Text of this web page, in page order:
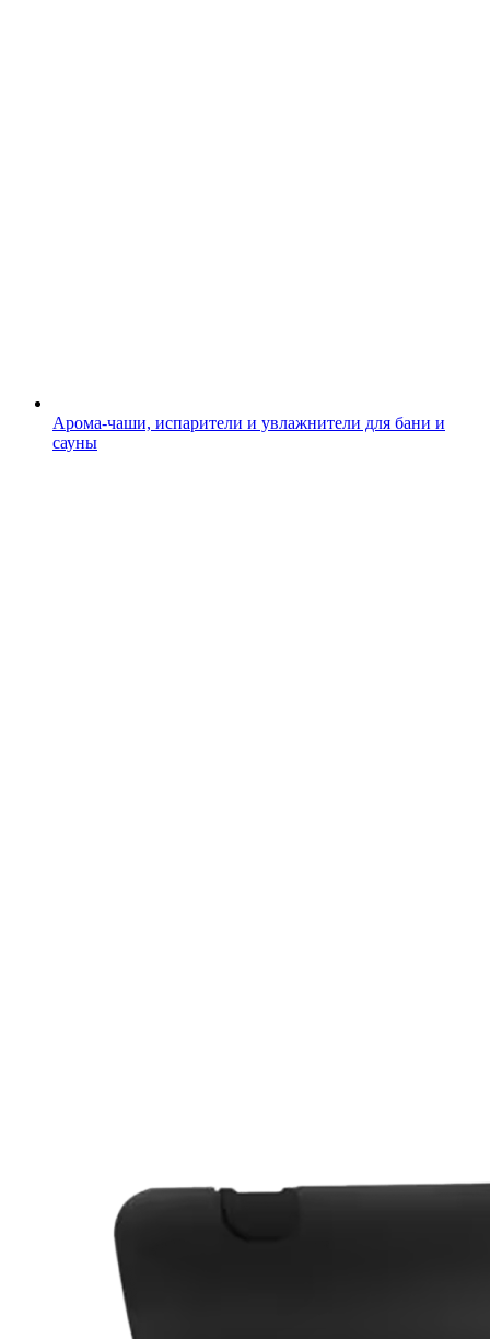
Арома-чаши, испарители и увлажнители для бани и
сауны